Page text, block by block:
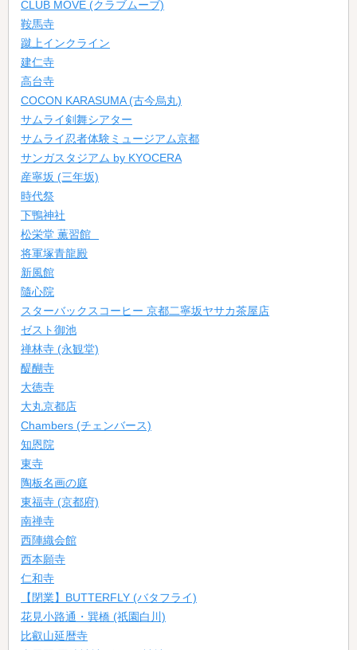
CLUB MOVE (クラブムーブ)
鞍馬寺
蹴上インクライン
建仁寺
高台寺
COCON KARASUMA (古今烏丸)
サムライ剣舞シアター
サムライ忍者体験ミュージアム京都
サンガスタジアム by KYOCERA
産寧坂 (三年坂)
時代祭
下鴨神社
松栄堂 薫習館⠀
将軍塚青龍殿
新風館
隨心院
スターバックスコーヒー 京都二寧坂ヤサカ茶屋店
ゼスト御池
禅林寺 (永観堂)
醍醐寺
大徳寺
大丸京都店
Chambers (チェンバース)
知恩院
東寺
陶板名画の庭
東福寺 (京都府)
南禅寺
西陣織会館
西本願寺
仁和寺
【閉業】BUTTERFLY (バタフライ)
花見小路通・巽橋 (祇園白川)
比叡山延暦寺